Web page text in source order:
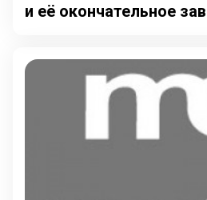
и её окончательное